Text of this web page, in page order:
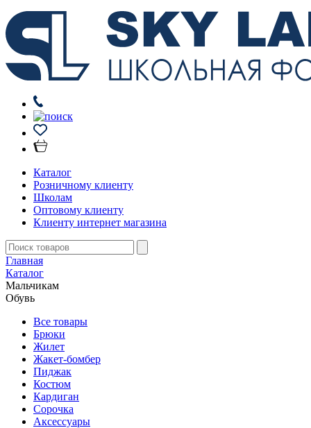
Каталог
Розничному клиенту
Школам
Оптовому клиенту
Клиенту интернет магазина
Главная
Каталог
Мальчикам
Обувь
Все товары
Брюки
Жилет
Жакет-бомбер
Пиджак
Костюм
Кардиган
Сорочка
Аксессуары